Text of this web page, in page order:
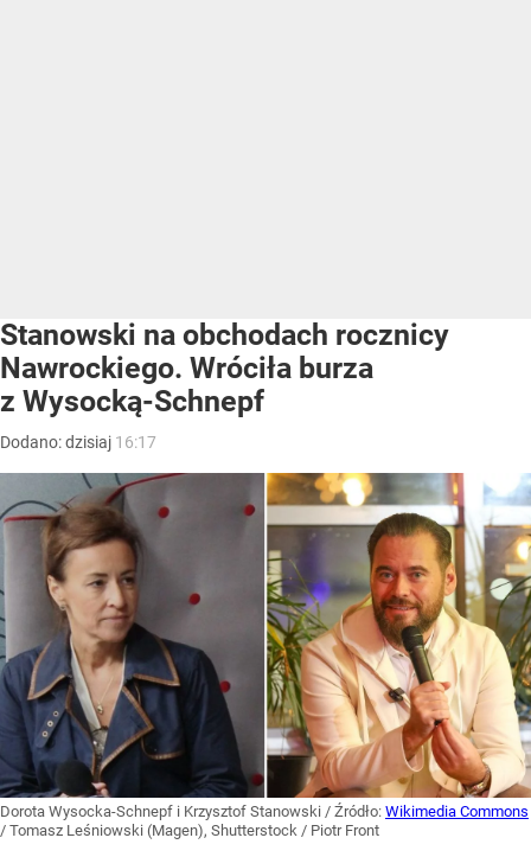
Stanowski na obchodach rocznicy
Nawrockiego. Wróciła burza
z Wysocką-Schnepf
Dodano:dzisiaj 16:17
Dorota Wysocka-Schnepf i Krzysztof Stanowski / Źródło: Wikimedia Commons
/ Tomasz Leśniowski (Magen), Shutterstock / Piotr Front